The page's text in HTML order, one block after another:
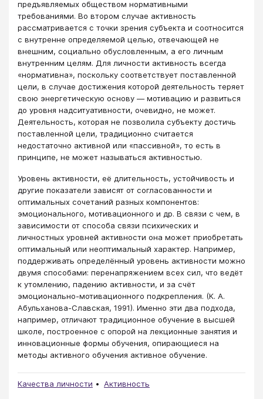
предъявляемых обществом нормативными
требованиями. Во втором случае активность
рассматривается с точки зрения субъекта и соотносится
с внутренне определяемой целью, отвечающей не
внешним, социально обусловленным, а его личным
внутренним целям. Для личности активность всегда
«нормативна», поскольку соответствует поставленной
цели, в случае достижения которой деятельность теряет
свою энергетическую основу — мотивацию и развиться
до уровня надситуативности, очевидно, не может.
Деятельность, которая не позволила субъекту достичь
поставленной цели, традиционно считается
недостаточно активной или «пассивной», то есть в
принципе, не может называться активностью.
Уровень активности, её длительность, устойчивость и
другие показатели зависят от согласованности и
оптимальных сочетаний разных компонентов:
эмоционального, мотивационного и др. В связи с чем, в
зависимости от способа связи психических и
личностных уровней активности она может приобретать
оптимальный или неоптимальный характер. Например,
поддерживать определённый уровень активности можно
двумя способами: перенапряжением всех сил, что ведёт
к утомлению, падению активности, и за счёт
эмоционально-мотивационного подкрепления. (К. А.
Абульханова-Славская, 1991). Именно эти два подхода,
например, отличают традиционное обучение в высшей
школе, построенное с опорой на лекционные занятия и
инновационные формы обучения, опирающиеся на
методы активного обучения активное обучение.
Качества личности Активность